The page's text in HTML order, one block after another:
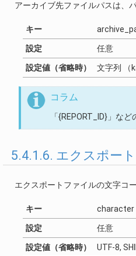
アーカイブ先ファイルパスは、
キー
設定 任意
設定値（省略時） 文字列 （
コラム
「{REPORT_ID}」な
5.4.1.6. エクスポー
エクスポートファイルの文字コ
キー character
設定 任意
設定値（省略時） UTF-8,